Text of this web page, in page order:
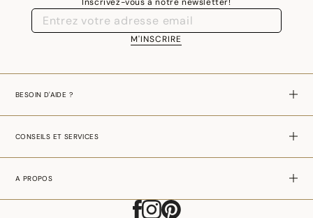
M'INSCRIRE
BESOIN D'AIDE ?
CONSEILS ET SERVICES
A PROPOS